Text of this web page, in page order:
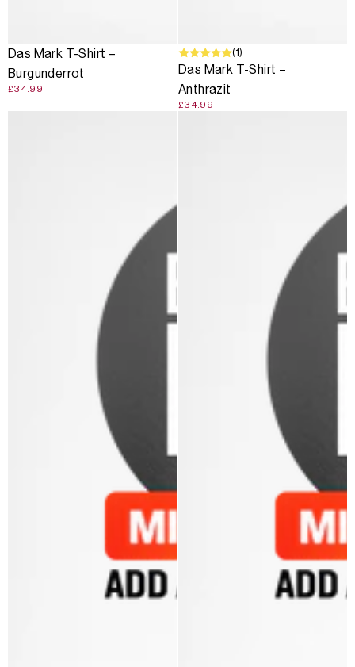
Das Mark T-Shirt –
Burgunderrot
£34.99
(1)
Das Mark T-Shirt –
Anthrazit
£34.99